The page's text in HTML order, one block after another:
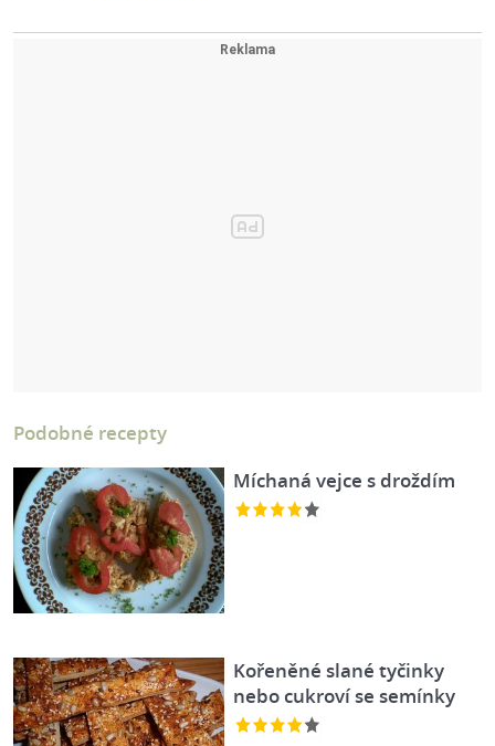
Podobné recepty
Míchaná vejce s droždím
Kořeněné slané tyčinky
nebo cukroví se semínky